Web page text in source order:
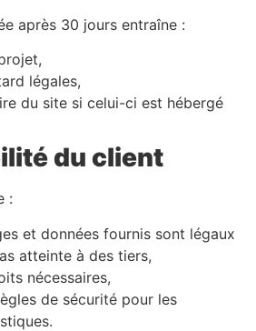
après 30 jours entraîne :
légales,
du site si celui-ci est hébergé
du client
:
et données fournis sont légaux
atteinte à des tiers,
nécessaires,
de sécurité pour les